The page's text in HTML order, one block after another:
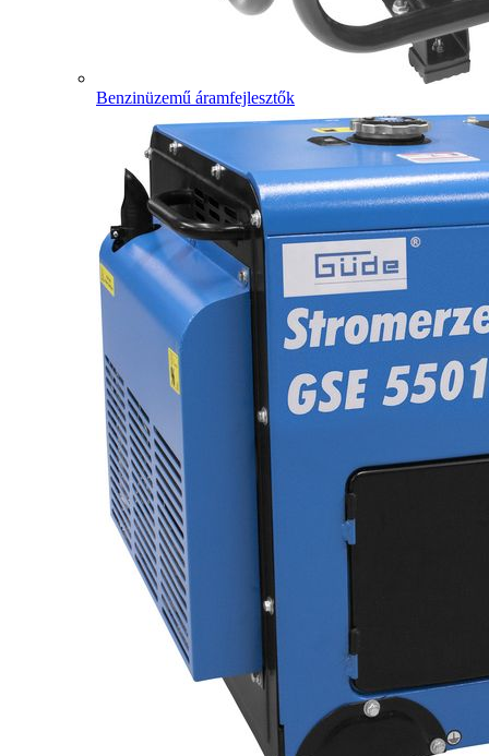
Benzinüzemű áramfejlesztők